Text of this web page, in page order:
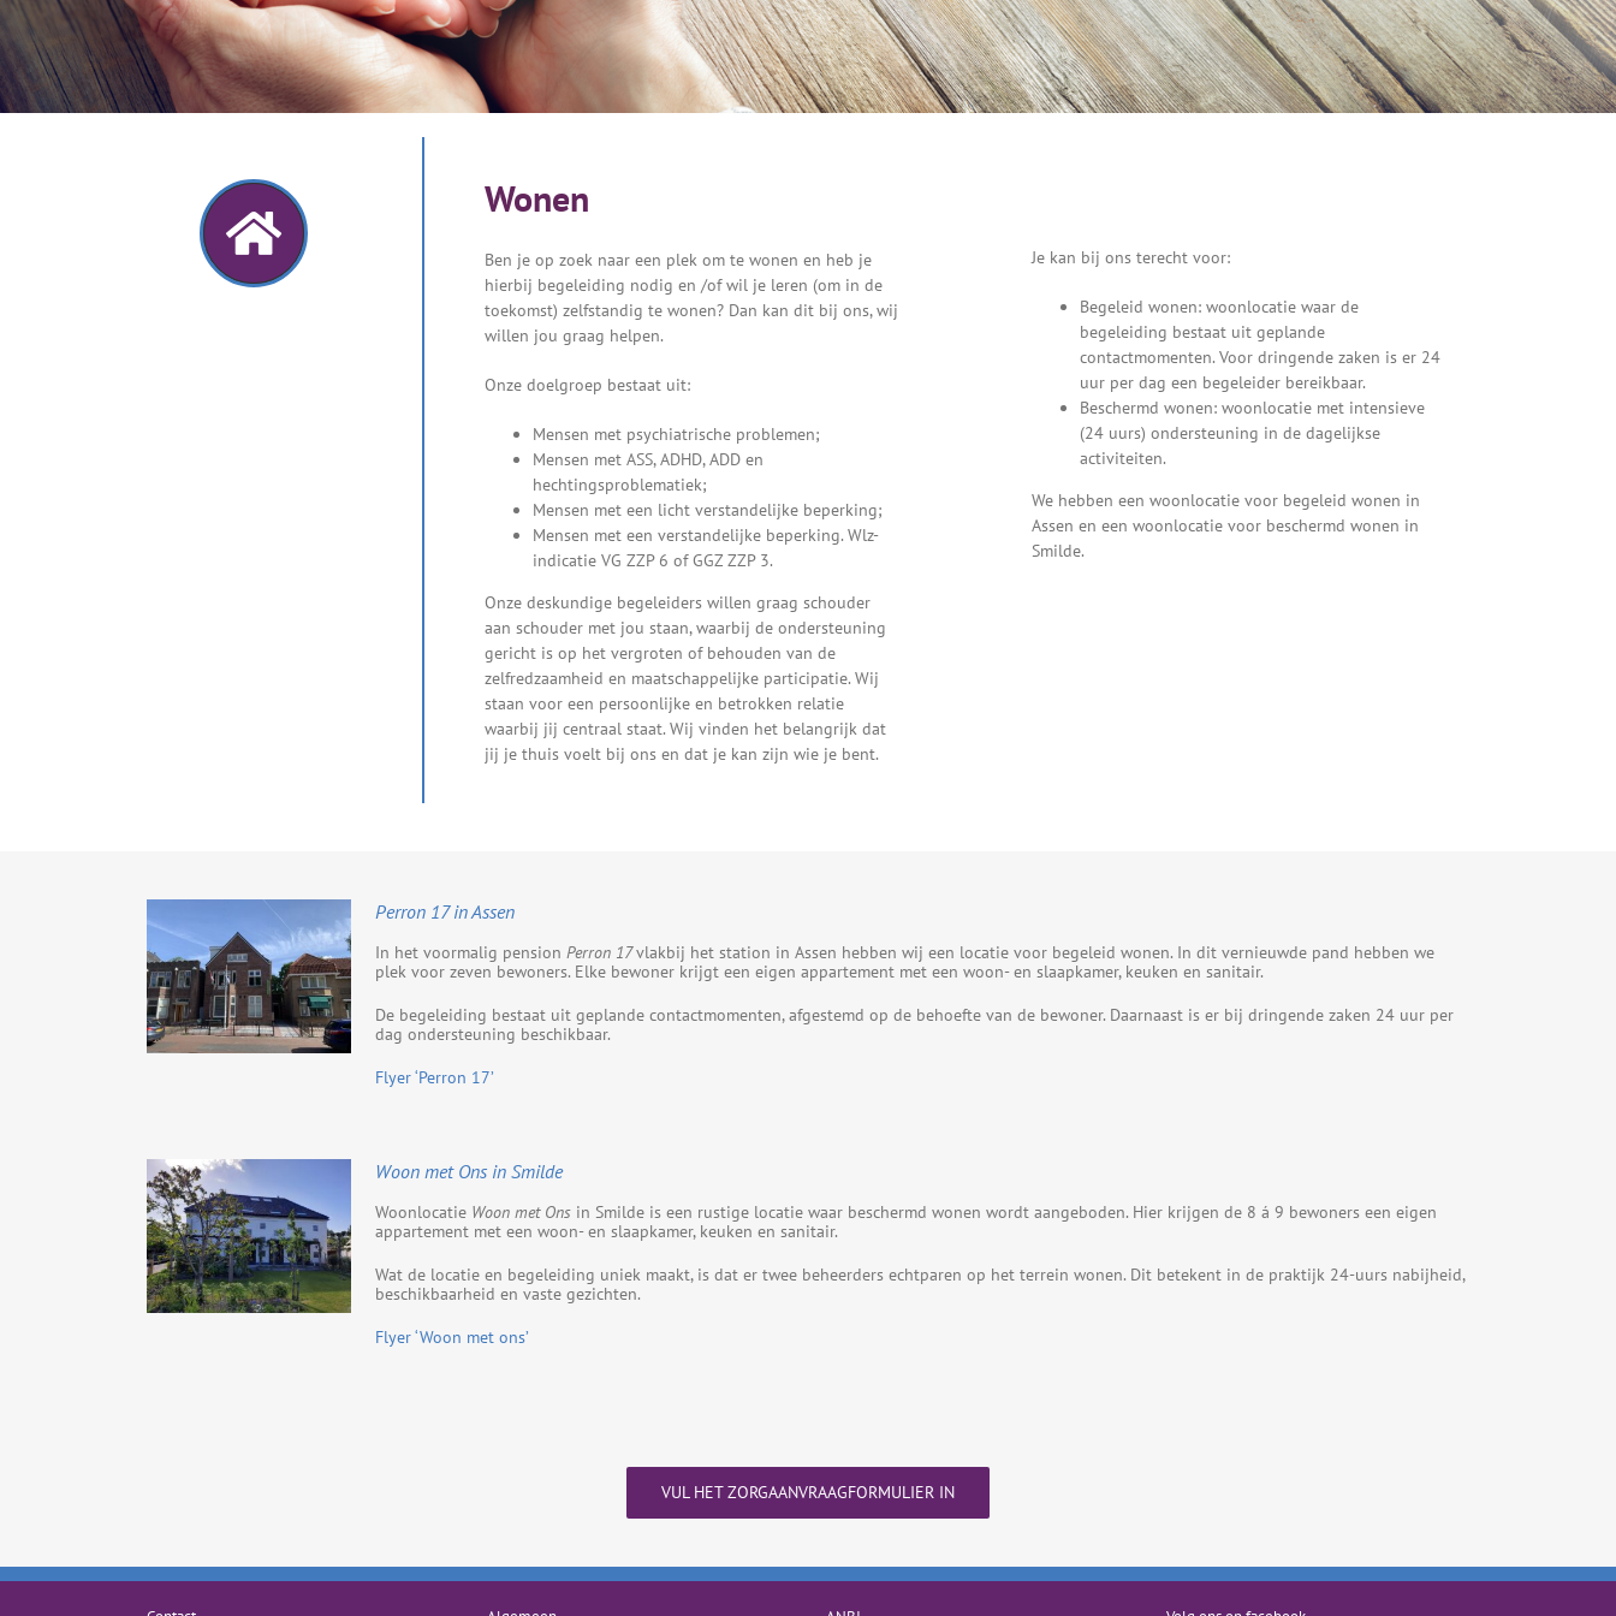
Wonen
Ben je op zoek naar een plek om te wonen en heb je
hierbij begeleiding nodig en /of wil je leren (om in de
toekomst) zelfstandig te wonen? Dan kan dit bij ons, wij
willen jou graag helpen.
Onze doelgroep bestaat uit:
Mensen met psychiatrische problemen;
Mensen met ASS, ADHD, ADD en
hechtingsproblematiek;
Mensen met een licht verstandelijke beperking;
Mensen met een verstandelijke beperking. Wlz-
indicatie VG ZZP 6 of GGZ ZZP 3.
Onze deskundige begeleiders willen graag schouder
aan schouder met jou staan, waarbij de ondersteuning
gericht is op het vergroten of behouden van de
zelfredzaamheid en maatschappelijke participatie. Wij
staan voor een persoonlijke en betrokken relatie
waarbij jij centraal staat. Wij vinden het belangrijk dat
jij je thuis voelt bij ons en dat je kan zijn wie je bent.
Je kan bij ons terecht voor:
Begeleid wonen: woonlocatie waar de
begeleiding bestaat uit geplande
contactmomenten. Voor dringende zaken is er 24
uur per dag een begeleider bereikbaar.
Beschermd wonen: woonlocatie met intensieve
(24 uurs) ondersteuning in de dagelijkse
activiteiten.
We hebben een woonlocatie voor begeleid wonen in
Assen en een woonlocatie voor beschermd wonen in
Smilde.
Perron 17 in Assen
In het voormalig pension Perron 17vlakbij het station in Assen hebben wij een locatie voor begeleid wonen. In dit vernieuwde pand hebben we
plek voor zeven bewoners. Elke bewoner krijgt een eigen appartement met een woon- en slaapkamer, keuken en sanitair.
De begeleiding bestaat uit geplande contactmomenten, afgestemd op de behoefte van de bewoner. Daarnaast is er bij dringende zaken 24 uur per
dag ondersteuning beschikbaar.
Flyer ‘Perron 17’
Woon met Ons in Smilde
Woonlocatie Woon met Onsin Smilde is een rustige locatie waar beschermd wonen wordt aangeboden. Hier krijgen de 8 á 9 bewoners een eigen
appartement met een woon- en slaapkamer, keuken en sanitair.
Wat de locatie en begeleiding uniek maakt, is dat er twee beheerders echtparen op het terrein wonen. Dit betekent in de praktijk 24-uurs nabijheid,
beschikbaarheid en vaste gezichten.
Flyer ‘Woon met ons’
VUL HET ZORGAANVRAAGFORMULIER IN